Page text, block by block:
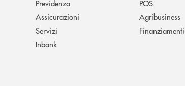
Previdenza
Assicurazioni
Servizi
Inbank
POS
Agribusiness
Finanziamenti